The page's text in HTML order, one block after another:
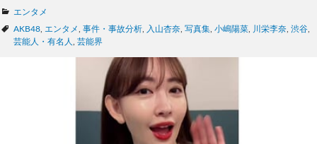
カ
テ
ゴ
エンタメ
タ
グ
AKB48 エンタメ 事件・事故分析 入山杏奈 写真集 小嶋陽菜 川栄李奈 渋谷
芸能人・有名人
芸能界